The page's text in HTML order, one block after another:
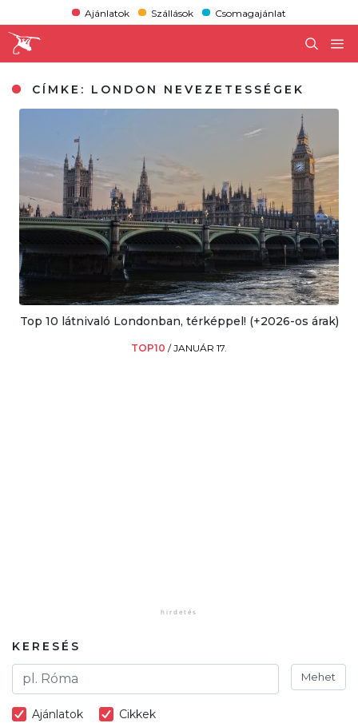
Ajánlatok Szállások Csomagajánlat
CÍMKE: LONDON NEVEZETESSÉGEK
Top 10 látnivaló Londonban, térképpel! (+2026-os árak)
TOP10 /JANUÁR 17.
KERESÉS
Mehet
Ajánlatok Cikkek